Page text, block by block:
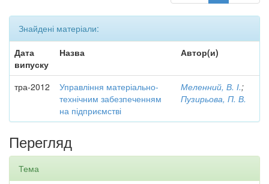
Знайдені матеріали:
Дата
випуску
Назва Автор(и)
тра-2012
Управління матеріально-
технічним забезпеченням
на підприємстві
Меленний, В. І.;
Пузирьова, П. В.
Перегляд
Тема